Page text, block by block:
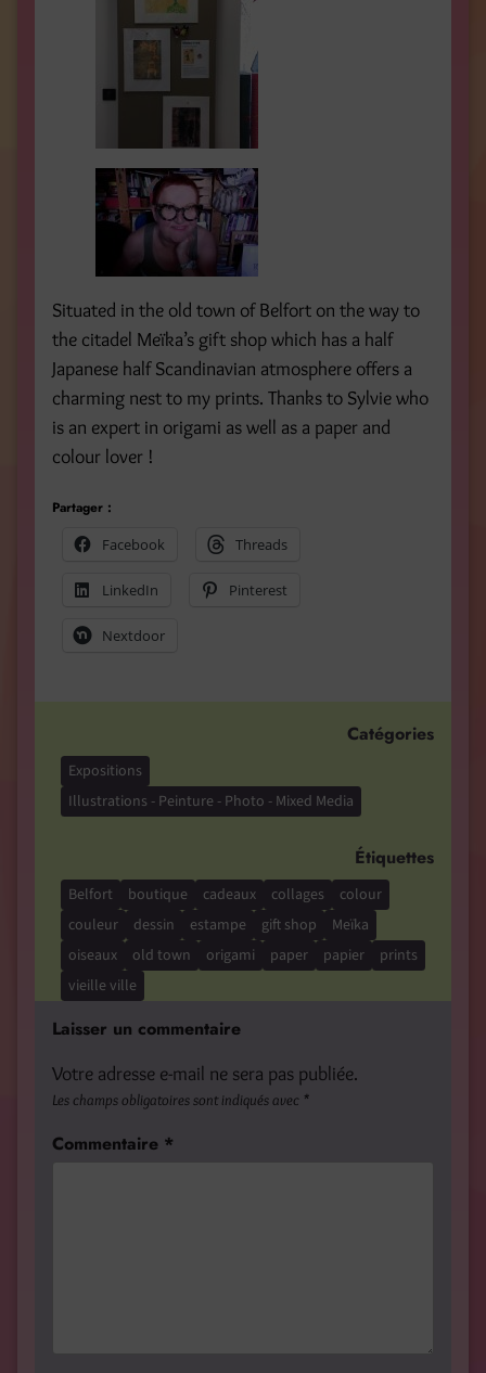
Situated in the old town of Belfort on the way to
the citadel Meïka’s gift shop which has a half
Japanese half Scandinavian atmosphere offers a
charming nest to my prints. Thanks to Sylvie who
is an expert in origami as well as a paper and
colour lover !
Partager :
Facebook
Threads
LinkedIn Pinterest
Nextdoor
Catégories
Expositions
Illustrations - Peinture - Photo - Mixed Media
Étiquettes
Belfort boutique cadeaux collages
colour
couleur
dessin estampe gift shop
Meïka
oiseaux
old town origami paper papier
prints
vieille ville
Laisser un commentaire
Votre adresse e-mail ne sera pas publiée.
Les champs obligatoires sont indiqués avec *
Commentaire *